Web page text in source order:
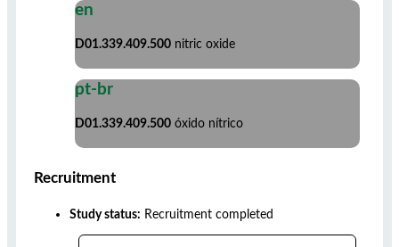
en
D01.339.409.500 nitric oxide
pt-br
D01.339.409.500 óxido nítrico
Recruitment
Study status: Recruitment completed